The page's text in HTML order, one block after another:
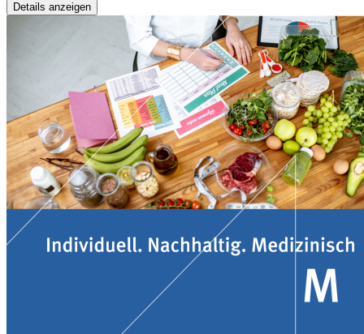
Details anzeigen